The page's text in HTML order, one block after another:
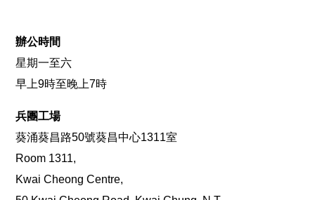
辦公時間
星期一至六
早上9時至晚上7時
兵團工場
葵涌葵昌路50號葵昌中心1311室
Room 1311,
Kwai Cheong Centre,